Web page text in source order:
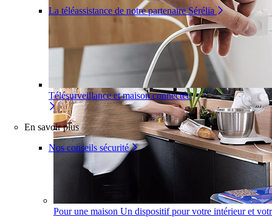
Télésurveillance et maison connectée
En savoir plus
Nos conseils sécurité
La téléassistance de notre partenaire Sérélia
Pour une maison Un dispositif pour votre intérieur et